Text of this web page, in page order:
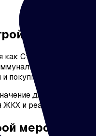
74:
как Стройэкспо-74)
индустрии
участка до
для региона
ЖКХ и реализация